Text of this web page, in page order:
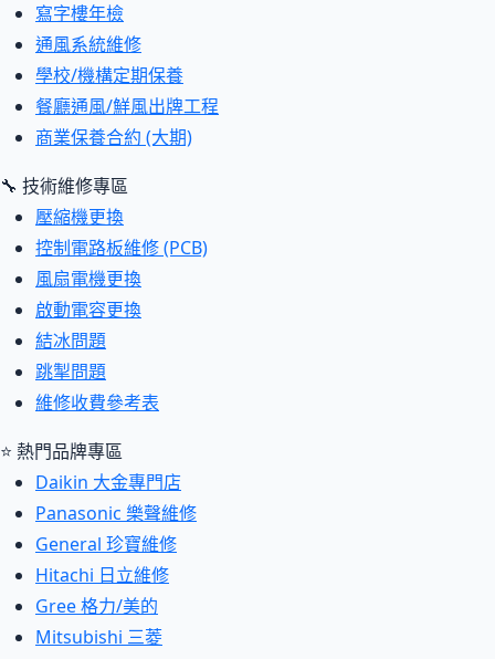
寫字樓年檢
通風系統維修
學校/機構定期保養
餐廳通風/鮮風出牌工程
商業保養合約 (大期)
🔧 技術維修專區
壓縮機更換
控制電路板維修 (PCB)
風扇電機更換
啟動電容更換
結冰問題
跳掣問題
維修收費參考表
⭐ 熱門品牌專區
Daikin 大金專門店
Panasonic 樂聲維修
General 珍寶維修
Hitachi 日立維修
Gree 格力/美的
Mitsubishi 三菱